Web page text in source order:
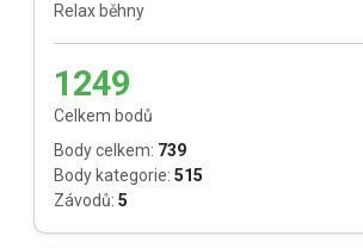
Relax běhny
1249
Celkem bodů
Body celkem: 739
Body kategorie: 515
Závodů: 5